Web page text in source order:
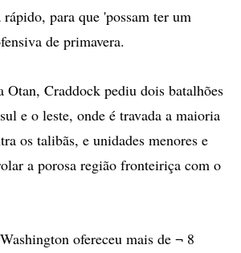
para que 'possam ter um
de primavera.
Otan, Craddock pediu dois batalhões
e o leste, onde é travada a maioria
os talibãs, e unidades menores e
a porosa região fronteiriça com o
ofereceu mais de ¬ 8